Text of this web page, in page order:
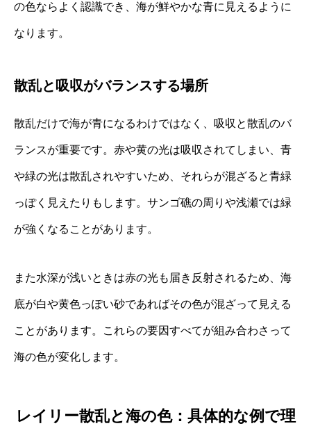
の色ならよく認識でき、海が鮮やかな青に見えるように
なります。
散乱と吸収がバランスする場所
散乱だけで海が青になるわけではなく、吸収と散乱のバ
ランスが重要です。赤や黄の光は吸収されてしまい、青
や緑の光は散乱されやすいため、それらが混ざると青緑
っぽく見えたりもします。サンゴ礁の周りや浅瀬では緑
が強くなることがあります。
また水深が浅いときは赤の光も届き反射されるため、海
底が白や黄色っぽい砂であればその色が混ざって見える
ことがあります。これらの要因すべてが組み合わさって
海の色が変化します。
レイリー散乱と海の色：具体的な例で理